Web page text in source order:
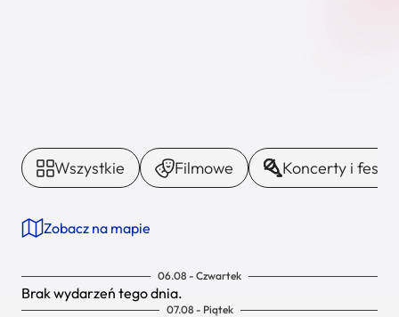
Wszystkie Filmowe Koncerty i
Zobacz na mapie
06.08 - Czwartek
Brak wydarzeń tego dnia.
07.08 - Piątek